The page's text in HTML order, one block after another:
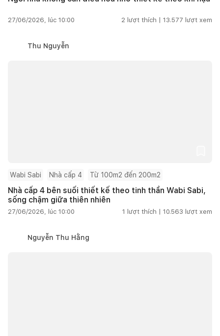
27/06/2026, lúc 10:00 2 lượt thích | 13.577 lượt xem
Thu Nguyễn
Wabi Sabi Nhà cấp 4 Từ 100m2 đến 200m2
Nhà cấp 4 bên suối thiết kế theo tinh thần Wabi Sabi,
sống chậm giữa thiên nhiên
27/06/2026, lúc 10:00 1 lượt thích | 10.563 lượt xem
Nguyễn Thu Hằng